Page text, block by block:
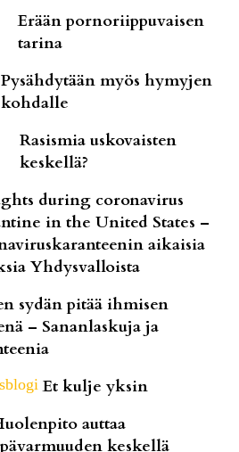
Erään pornoriippuvaisen
tarina
Pysähdytään myös hymyjen
kohdalle
Rasismia uskovaisten
keskellä?
during coronavirus
in the United States –
aikaisia
Yhdysvalloista
sydän pitää ihmisen
– Sananlaskuja ja
Et kulje yksin
auttaa
keskellä